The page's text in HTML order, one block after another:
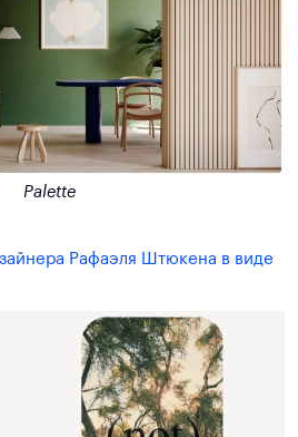
Palette
Рафаэля Штюкена в виде